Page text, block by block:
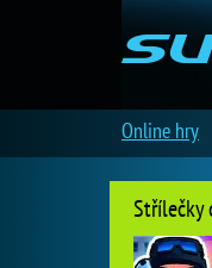
Střílečky
Online hry